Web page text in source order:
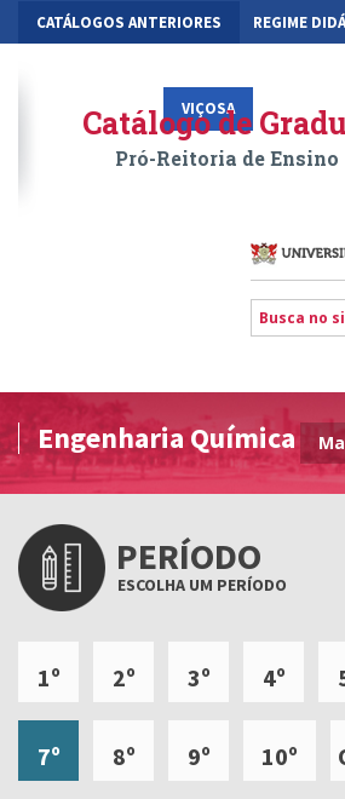
CATÁLOGOS ANTERIORES REGIME
VIÇOSA RIO
Catálogo de
Pró-Reitoria de Ensino
Engenharia Química
PERÍODO
ESCOLHA UM PERÍODO
1º 2º 3º 4º
7º 8º 9º 10º